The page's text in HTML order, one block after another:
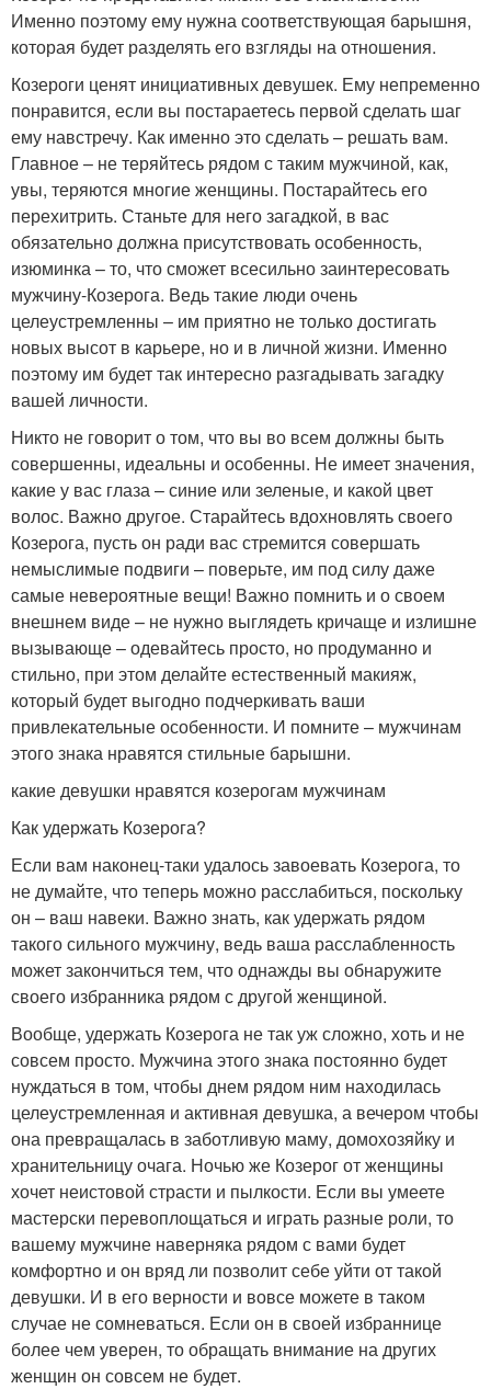
Именно поэтому ему нужна соответствующая барышня,
которая будет разделять его взгляды на отношения.
Козероги ценят инициативных девушек. Ему непременно
понравится, если вы постараетесь первой сделать шаг
ему навстречу. Как именно это сделать – решать вам.
Главное – не теряйтесь рядом с таким мужчиной, как,
увы, теряются многие женщины. Постарайтесь его
перехитрить. Станьте для него загадкой, в вас
обязательно должна присутствовать особенность,
изюминка – то, что сможет всесильно заинтересовать
мужчину-Козерога. Ведь такие люди очень
целеустремленны – им приятно не только достигать
новых высот в карьере, но и в личной жизни. Именно
поэтому им будет так интересно разгадывать загадку
вашей личности.
Никто не говорит о том, что вы во всем должны быть
совершенны, идеальны и особенны. Не имеет значения,
какие у вас глаза – синие или зеленые, и какой цвет
волос. Важно другое. Старайтесь вдохновлять своего
Козерога, пусть он ради вас стремится совершать
немыслимые подвиги – поверьте, им под силу даже
самые невероятные вещи! Важно помнить и о своем
внешнем виде – не нужно выглядеть кричаще и излишне
вызывающе – одевайтесь просто, но продуманно и
стильно, при этом делайте естественный макияж,
который будет выгодно подчеркивать ваши
привлекательные особенности. И помните – мужчинам
этого знака нравятся стильные барышни.
какие девушки нравятся козерогам мужчинам
Как удержать Козерога?
Если вам наконец-таки удалось завоевать Козерога, то
не думайте, что теперь можно расслабиться, поскольку
он – ваш навеки. Важно знать, как удержать рядом
такого сильного мужчину, ведь ваша расслабленность
может закончиться тем, что однажды вы обнаружите
своего избранника рядом с другой женщиной.
Вообще, удержать Козерога не так уж сложно, хоть и не
совсем просто. Мужчина этого знака постоянно будет
нуждаться в том, чтобы днем рядом ним находилась
целеустремленная и активная девушка, а вечером чтобы
она превращалась в заботливую маму, домохозяйку и
хранительницу очага. Ночью же Козерог от женщины
хочет неистовой страсти и пылкости. Если вы умеете
мастерски перевоплощаться и играть разные роли, то
вашему мужчине наверняка рядом с вами будет
комфортно и он вряд ли позволит себе уйти от такой
девушки. И в его верности и вовсе можете в таком
случае не сомневаться. Если он в своей избраннице
более чем уверен, то обращать внимание на других
женщин он совсем не будет.